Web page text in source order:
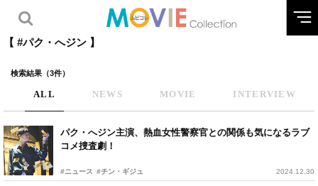
【 #パク・へジン 】
検索結果（3件）
ALL NEWS MOVIE INTERVIEW
パク・へジン主演、熱血女性警察官との関係も気になるラブ
コメ捜査劇！
#ニュース #チン・ギジュ 2024.12.30